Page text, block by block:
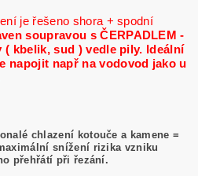
je řešeno shora + spodní
soupravou s ČERPADLEM -
kbelik, sud ) vedle pily. Ideální
napojit např na vodovod jako u
chlazení kotouče a kamene =
snížení rizika vzniku
přehřátí při řezání.